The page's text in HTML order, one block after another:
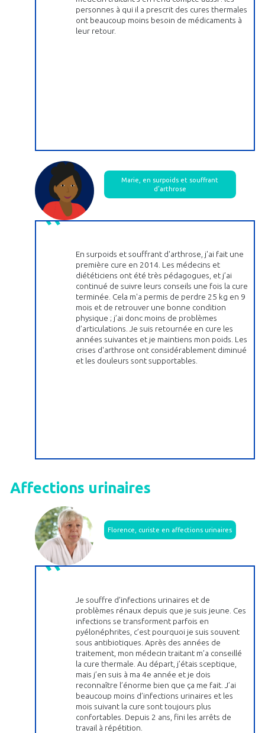
personnes à qui il a prescrit des cures thermales
ont beaucoup moins besoin de médicaments à
leur retour.
Marie, en surpoids et souffrant
d’arthrose
En surpoids et souffrant d'arthrose, j'ai fait une
première cure en 2014. Les médecins et
diététiciens ont été très pédagogues, et j’ai
continué de suivre leurs conseils une fois la cure
terminée. Cela m'a permis de perdre 25 kg en 9
mois et de retrouver une bonne condition
physique ; j’ai donc moins de problèmes
d’articulations. Je suis retournée en cure les
années suivantes et je maintiens mon poids. Les
crises d'arthrose ont considérablement diminué
et les douleurs sont supportables.
Affections urinaires
Florence, curiste en affections urinaires
Je souffre d’infections urinaires et de
problèmes rénaux depuis que je suis jeune. Ces
infections se transforment parfois en
pyélonéphrites, c’est pourquoi je suis souvent
sous antibiotiques. Après des années de
traitement, mon médecin traitant m’a conseillé
la cure thermale. Au départ, j’étais sceptique,
mais j’en suis à ma 4e année et je dois
reconnaître l’énorme bien que ça me fait. J’ai
beaucoup moins d’infections urinaires et les
mois suivant la cure sont toujours plus
confortables. Depuis 2 ans, fini les arrêts de
travail à répétition.